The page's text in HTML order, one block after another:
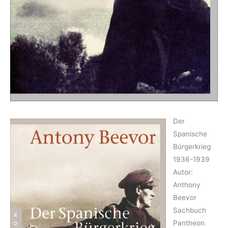
Der
Spanische
Bürgerkrieg
1936-1939
Autor:
Anthony
Beevor
Sachbuch
Pantheon